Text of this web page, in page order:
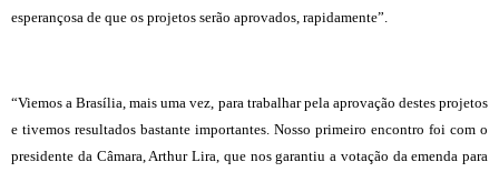
esperançosa de que os projetos serão aprovados, rapidamente”.
“Viemos a Brasília, mais uma vez, para trabalhar pela aprovação destes projetos
e tivemos resultados bastante importantes. Nosso primeiro encontro foi com o
presidente da Câmara, Arthur Lira, que nos garantiu a votação da emenda para